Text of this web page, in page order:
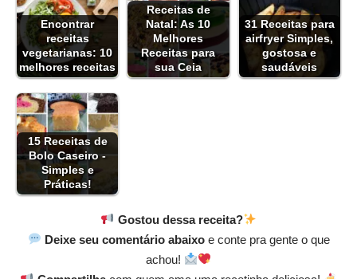
Encontrar
receitas
vegetarianas: 10
melhores receitas
Receitas de
Natal: As 10
Melhores
Receitas para
sua Ceia
31 Receitas para
airfryer Simples,
gostosa e
saudáveis
15 Receitas de
Bolo Caseiro -
Simples e
Práticas!
Gostou dessa receita?
Deixe seu comentário abaixoe conte pra gente o que
achou!